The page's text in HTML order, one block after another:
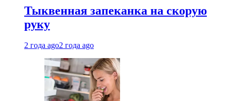
Тыквенная запеканка на скорую
руку
2 года ago2 года ago